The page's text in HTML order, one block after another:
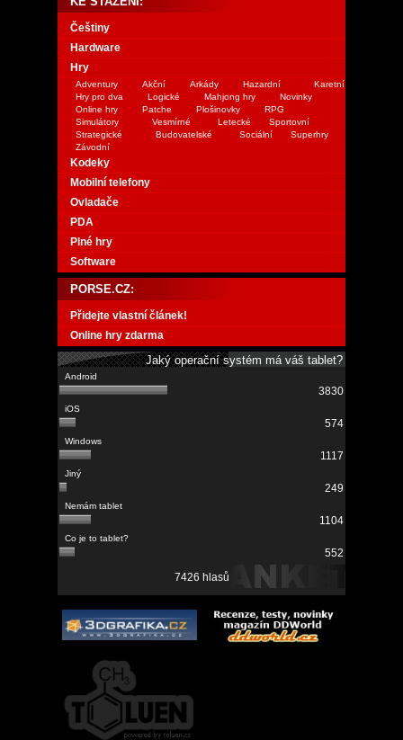
Češtiny
Hardware
Hry
Adventury Akční Arkády Hazardní
Karetní
Hry pro dva
Logické Mahjong hry
Novinky
Online hry
Patche Plošinovky
RPG
Simulátory
Vesmírné Letecké
Sportovní
Strategické
Budovatelské Sociální
Superhry
Závodní
Kodeky
Mobilní telefony
Ovladače
PDA
Plné hry
Software
PORSE.CZ:
Přidejte vlastní článek!
Online hry zdarma
Jaký operační systém má váš tablet?
3830
574
1117
249
1104
552
7426 hlasů